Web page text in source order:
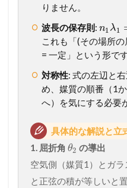
りません。
波長の保存則: n1 λ1
これも「(その場所の
= 一定」という形です
対称性: 式の左辺と
め、媒質の順番（1
へ）を気にする必要
具体的な解説と立
1. 屈折角 θ2 の導出
空気側（媒質1）とガ
と正弦の積が等しいと置